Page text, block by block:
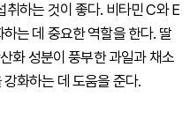
취하는 것이 좋다. 비타민 C와 E
는 데 중요한 역할을 한다. 딸
화 성분이 풍부한 과일과 채소
화하는 데 도움을 준다.